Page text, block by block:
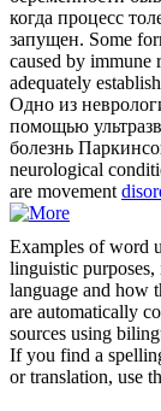
когда процесс
запущен. Some
caused by immune
adequately
Одно из
помощью
болезнь
neurological
are movement
Examples of word
linguistic purposes,
language and how
are automatically
sources using
If you find a
or translation, use